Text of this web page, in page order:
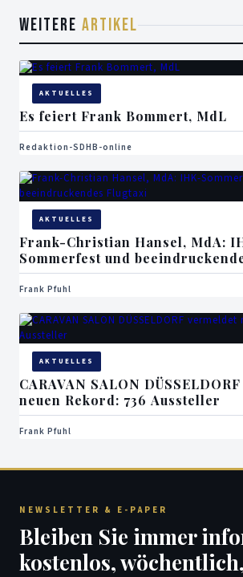
WEITERE ARTIKEL
AKTUELLES
Es feiert Frank Bommert, MdL
Redaktion-SDHB-online
AKTUELLES
Frank-Christian Hansel, MdA:
Sommerfest und
Frank Pfuhl
AKTUELLES
CARAVAN SALON
neuen Rekord: 736 Aussteller
Frank Pfuhl
NEWSLETTER & E-PAPER
Bleiben Sie immer
kostenlos,